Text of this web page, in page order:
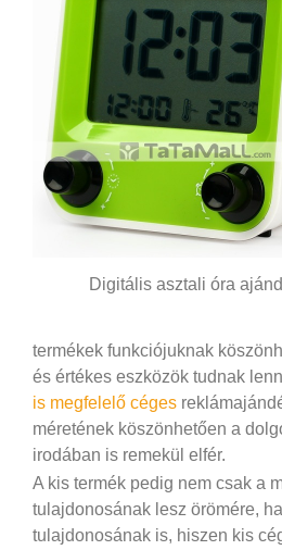
Digitális asztali óra
termékek funkciójuknak
és értékes eszközök tudnak
is megfelelő céges
méretének köszönhetően a
irodában is remekül elfér.
A kis termék pedig nem csak a
tulajdonosának lesz örömére,
tulajdonosának is, hiszen kis